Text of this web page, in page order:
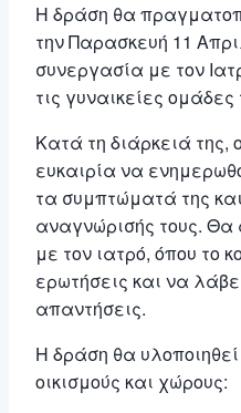
Η δράση θα
την Παρασκευή 11
συνεργασία με τον
τις γυναικείες
Κατά τη διάρκειά της,
ευκαιρία να
τα συμπτώματά της
αναγνώρισής τους. Θα
με τον ιατρό, όπου το
ερωτήσεις και να
απαντήσεις.
Η δράση θα
οικισμούς και χώρους: